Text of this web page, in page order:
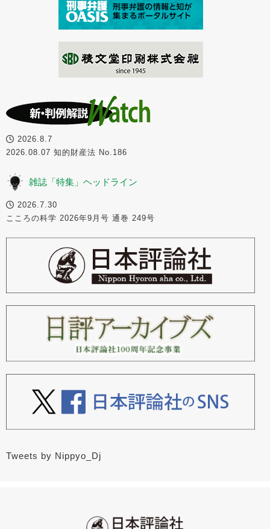
2026.8.7
2026.08.07 知的財産法 No.186
雑誌「特集」ヘッドライン
2026.7.30
こころの科学 2026年9月号 通巻 249号
Tweets by Nippyo_Dj